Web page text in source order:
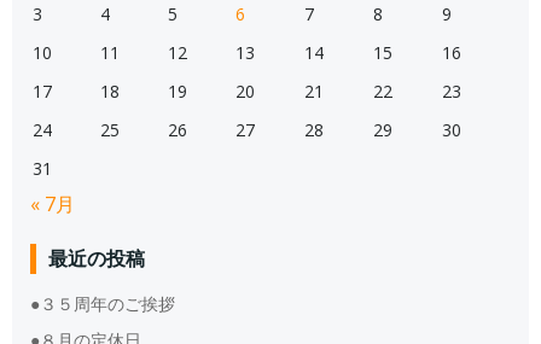
3
4 5 6 7 8
9
10
11 12 13 14 15
16
17
18 19 20 21 22
23
24
25 26 27 28 29
30
31
« 7月
最近の投稿
●３５周年のご挨拶
●８月の定休日